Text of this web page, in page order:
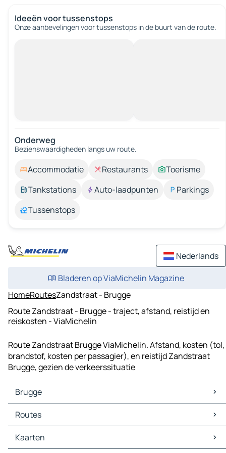
Ideeën voor tussenstops
Onze aanbevelingen voor tussenstops in de buurt van de route.
Onderweg
Bezienswaardigheden langs uw route.
Accommodatie Restaurants
Toerisme
Tankstations
Auto-laadpunten
Parkings
Tussenstops
Nederlands
Bladeren op ViaMichelin Magazine
HomeRoutesZandstraat - Brugge
Route Zandstraat - Brugge - traject, afstand, reistijd en
reiskosten - ViaMichelin
Route Zandstraat Brugge ViaMichelin. Afstand, kosten (tol,
brandstof, kosten per passagier), en reistijd Zandstraat
Brugge, gezien de verkeerssituatie
Brugge
Brugge Kaarten
Brugge Verkeer
Brugge Hotels
Brugge Restaurants
Routes
Routes Brugge - Gent
Routes Brugge - Oostende
Kaarten